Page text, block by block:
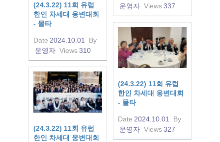
운영자 Views337
(24.3.22) 11회 유럽
한인 차세대 웅변대회
- 몰타
Date 2024.10.01
By
운영자 Views310
(24.3.22) 11회 유럽
한인 차세대 웅변대회
- 몰타
Date 2024.10.01
By
운영자 Views327
(24.3.22) 11회 유럽
한인 차세대 웅변대회